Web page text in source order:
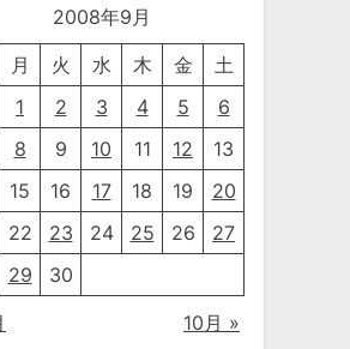
2008年9月
月 火 水 木 金
土
1
2 3 4 5
6
8 9 10 11 12
13
15 16 17 18 19
20
22 23 24 25 26
27
29 30
10月 »